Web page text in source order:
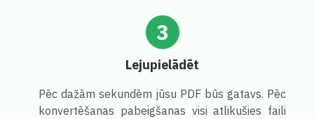
3
Lejupielādēt
Pēc dažām sekundēm jūsu PDF būs gatavs. Pēc
konvertēšanas pabeigšanas visi atlikušies faili